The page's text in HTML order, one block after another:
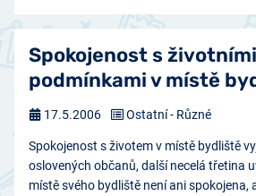
Spokojenost s životními
podmínkami v místě
Spokojenost s životem v místě bydliště
oslovených občanů, další necelá třetina
místě svého bydliště není ani spokojena,
17.5.2006 Ostatní - Různé